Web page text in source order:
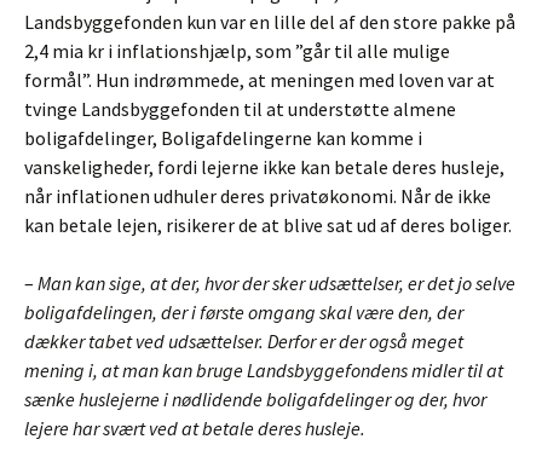
Landsbyggefonden kun var en lille del af den store pakke på
2,4 mia kr i inflationshjælp, som ”går til alle mulige
formål”. Hun indrømmede, at meningen med loven var at
tvinge Landsbyggefonden til at understøtte almene
boligafdelinger, Boligafdelingerne kan komme i
vanskeligheder, fordi lejerne ikke kan betale deres husleje,
når inflationen udhuler deres privatøkonomi. Når de ikke
kan betale lejen, risikerer de at blive sat ud af deres boliger.
– Man kan sige, at der, hvor der sker udsættelser, er det jo selve
boligafdelingen, der i første omgang skal være den, der
dækker tabet ved udsættelser. Derfor er der også meget
mening i, at man kan bruge Landsbyggefondens midler til at
sænke huslejerne i nødlidende boligafdelinger og der, hvor
lejere har svært ved at betale deres husleje.